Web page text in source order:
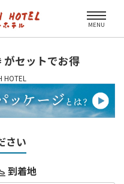
MENU
がセットでお得
HOTEL
さい
到着地